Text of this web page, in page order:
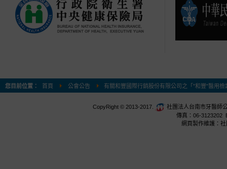
您目前位置： 首頁 公會公告 有關和豐國際行銷股份有限公司之「"和豐"醫用
CopyRight © 2013-2017.
社團法人台南市牙醫師
傳真：06-3123202
網頁製作維護：